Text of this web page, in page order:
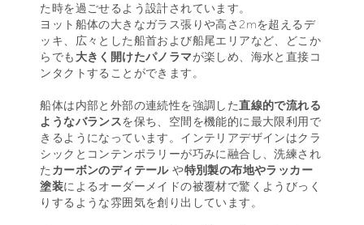
た時を過ごせるよう設計されています。
ヨット船体の大きなガラス張りや高さ2mを超えるデ
ッキ、広々とした船首および船尾エリアなど、どこか
らでも 大きく開けたパノラマが楽しめ、海水と直接コ
ンタクトすることができます。
船体は内部と外部の連続性を強調した直線的で流れる
ようなバランスを保ち、空間を機能的に最大限利用で
きるようになっています。インテリアデザインはクラ
シックとコンテンポラリーが巧みに融合し、洗練され
た カーボンのディテールや特別製の布地やラッカー
塗装によるオーダーメイドの被覆材で驚くようびっく
りするような雰囲気を創り出しています。